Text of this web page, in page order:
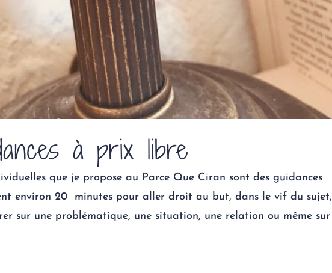
à prix libre
que je propose au Parce Que Ciran sont des guidances
environ 20 minutes pour aller droit au but, dans le vif du sujet,
sur une problématique, une situation, une relation ou même sur